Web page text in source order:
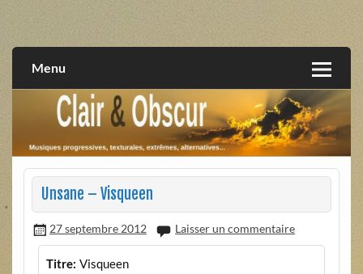
extrêmes, alternatives, texturales
Menu
Unsane – Visqueen
27 septembre 2012 Laisser un commentaire
Titre: Visqueen